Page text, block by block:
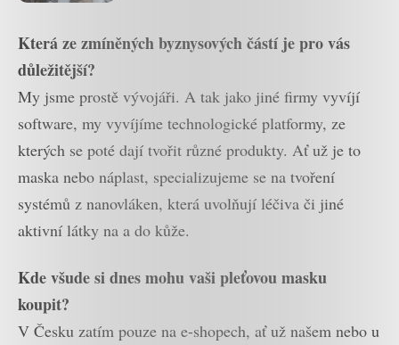
Která ze zmíněných byznysových částí je pro vás
důležitější?
My jsme prostě vývojáři. A tak jako jiné firmy vyvíjí
software, my vyvíjíme technologické platformy, ze
kterých se poté dají tvořit různé produkty. Ať už je to
maska nebo náplast, specializujeme se na tvoření
systémů z nanovláken, která uvolňují léčiva či jiné
aktivní látky na a do kůže.
Kde všude si dnes mohu vaši pleťovou masku
koupit?
V Česku zatím pouze na e-shopech, ať už našem nebo u